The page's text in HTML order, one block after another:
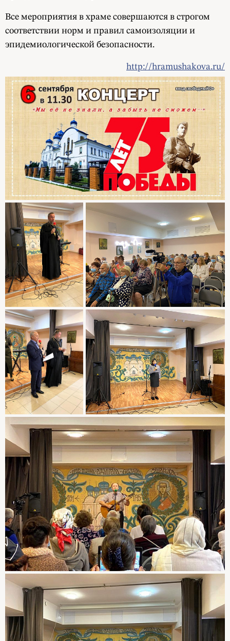
Все мероприятия в храме совершаются в строгом
соответствии норм и правил самоизоляции и
эпидемиологической безопасности.
http://hramushakova.ru/